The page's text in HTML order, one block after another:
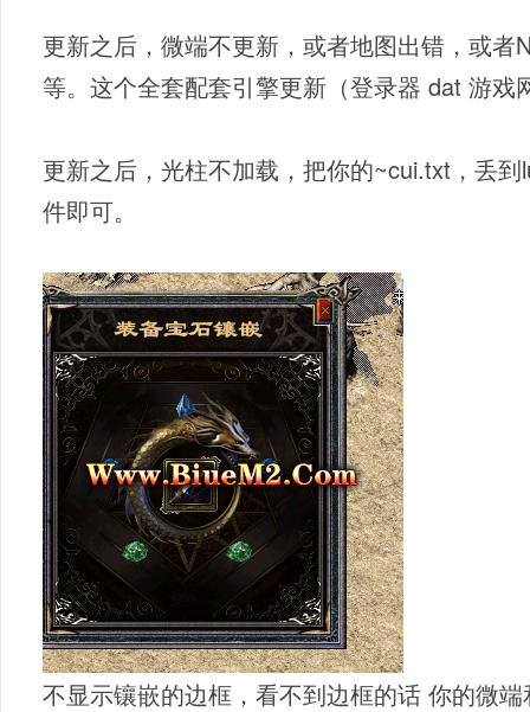
更新之后，微端不更新，或者地图出错，或
等。这个全套配套引擎更新（登录器 dat 游戏
更新之后，光柱不加载，把你的~cui.txt，丢
件即可。
不显示镶嵌的边框，看不到边框的话 你的微